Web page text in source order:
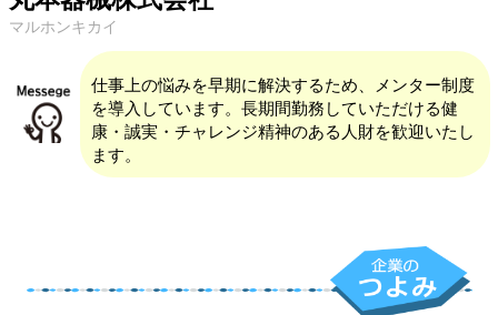
マルホンキカイ
仕事上の悩みを早期に解決するため、メンター制度
を導入しています。長期間勤務していただける健
康・誠実・チャレンジ精神のある人財を歓迎いたし
ます。